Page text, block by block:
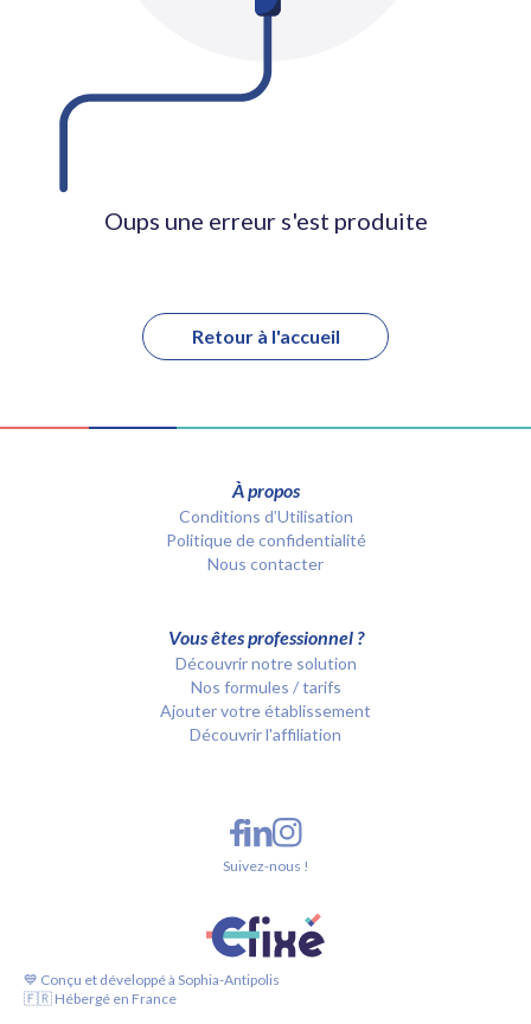
Oups une erreur s'est produite
Retour à l'accueil
À propos
Conditions d’Utilisation
Politique de confidentialité
Nous contacter
Vous êtes professionnel ?
Découvrir notre solution
Nos formules / tarifs
Ajouter votre établissement
Découvrir l'affiliation
💙 Conçu et développé à Sophia-Antipolis
🇫🇷 Hébergé en France
Suivez-nous !